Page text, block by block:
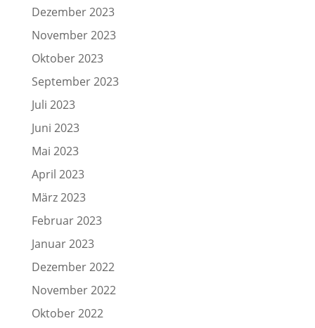
Dezember 2023
November 2023
Oktober 2023
September 2023
Juli 2023
Juni 2023
Mai 2023
April 2023
März 2023
Februar 2023
Januar 2023
Dezember 2022
November 2022
Oktober 2022